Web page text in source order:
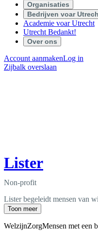
Organisaties
Bedrijven voar
Academie voar Utrecht
Utrecht Bedankt!
Over ons
Account aanmakenLog in
Zijbalk overslaan
Lister
Non-profit
Lister begeleidt mensen van
Toon meer
WelzijnZorgMensen met een